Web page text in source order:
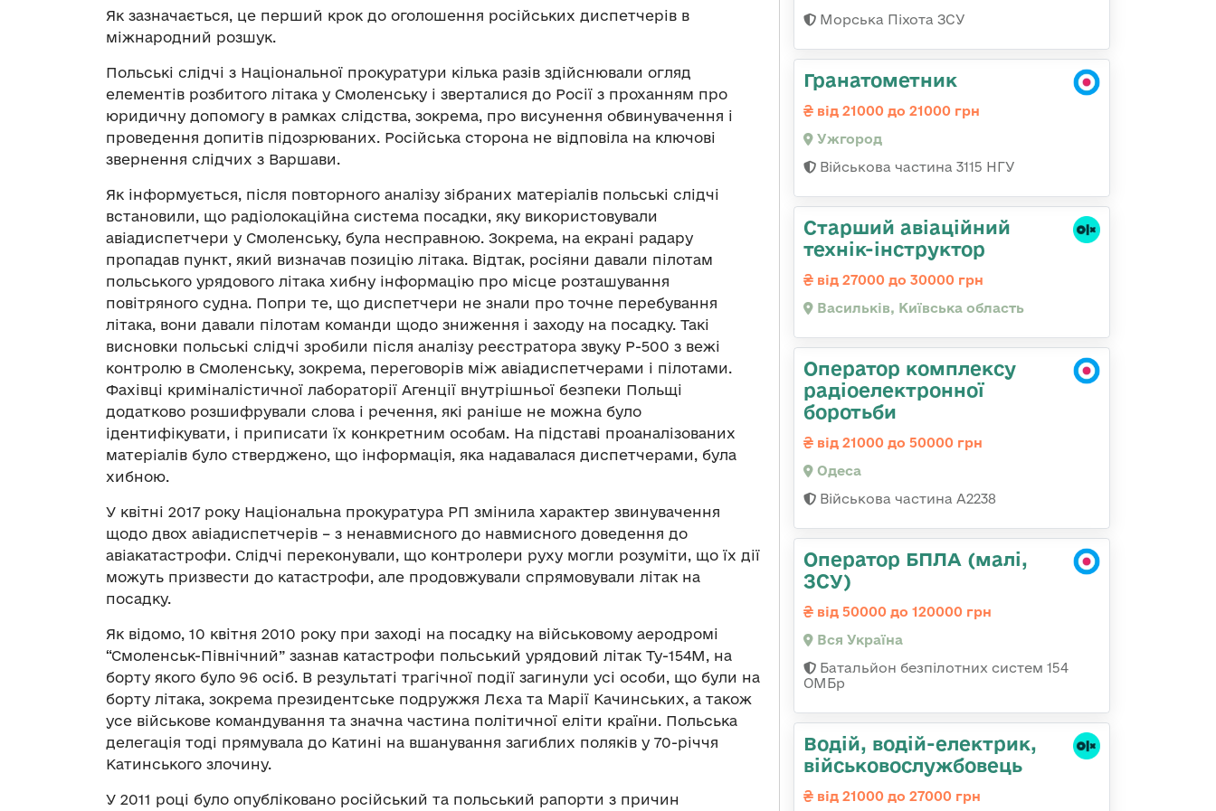
Як зазначається, це перший крок до оголошення російських диспетчерів в
міжнародний розшук.
Польські слідчі з Національної прокуратури кілька разів здійснювали огляд
елементів розбитого літака у Смоленську і зверталися до Росії з проханням про
юридичну допомогу в рамках слідства, зокрема, про висунення обвинувачення і
проведення допитів підозрюваних. Російська сторона не відповіла на ключові
звернення слідчих з Варшави.
Як інформується, після повторного аналізу зібраних матеріалів польські слідчі
встановили, що радіолокаційна система посадки, яку використовували
авіадиспетчери у Смоленську, була несправною. Зокрема, на екрані радару
пропадав пункт, який визначав позицію літака. Відтак, росіяни давали пілотам
польського урядового літака хибну інформацію про місце розташування
повітряного судна. Попри те, що диспетчери не знали про точне перебування
літака, вони давали пілотам команди щодо зниження і заходу на посадку. Такі
висновки польські слідчі зробили після аналізу реєстратора звуку P-500 з вежі
контролю в Смоленську, зокрема, переговорів між авіадиспетчерами і пілотами.
Фахівці криміналістичної лабораторії Агенції внутрішньої безпеки Польщі
додатково розшифрували слова і речення, які раніше не можна було
ідентифікувати, і приписати їх конкретним особам. На підставі проаналізованих
матеріалів було стверджено, що інформація, яка надавалася диспетчерами, була
хибною.
У квітні 2017 року Національна прокуратура РП змінила характер звинувачення
щодо двох авіадиспетчерів – з ненавмисного до навмисного доведення до
авіакатастрофи. Слідчі переконували, що контролери руху могли розуміти, що їх дії
можуть призвести до катастрофи, але продовжували спрямовували літак на
посадку.
Як відомо, 10 квітня 2010 року при заході на посадку на військовому аеродромі
“Смоленськ-Північний” зазнав катастрофи польський урядовий літак Ту-154М, на
борту якого було 96 осіб. В результаті трагічної події загинули усі особи, що були на
борту літака, зокрема президентське подружжя Лєха та Марії Качинських, а також
усе військове командування та значна частина політичної еліти країни. Польська
делегація тоді прямувала до Катині на вшанування загиблих поляків у 70-річчя
Катинського злочину.
У 2011 році було опубліковано російський та польський рапорти з причин
Морська Піхота ЗСУ
Гранатометник
від 21000 до 21000 грн
Ужгород
Військова частина 3115 НГУ
Старший авіаційний
технік-інструктор
від 27000 до 30000 грн
Васильків, Київська область
Оператор комплексу
радіоелектронної
боротьби
від 21000 до 50000 грн
Одеса
Військова частина А2238
Оператор БПЛА (малі,
ЗСУ)
від 50000 до 120000 грн
Вся Україна
Батальйон безпілотних систем 154
ОМБр
Водій, водій-електрик,
військовослужбовець
від 21000 до 27000 грн